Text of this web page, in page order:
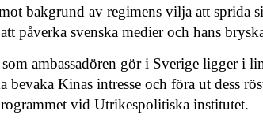
bakgrund av regimens vilja att sprida
påverka svenska medier och hans
ambassadören gör i Sverige ligger i
bevaka Kinas intresse och föra ut dess
vid Utrikespolitiska institutet.